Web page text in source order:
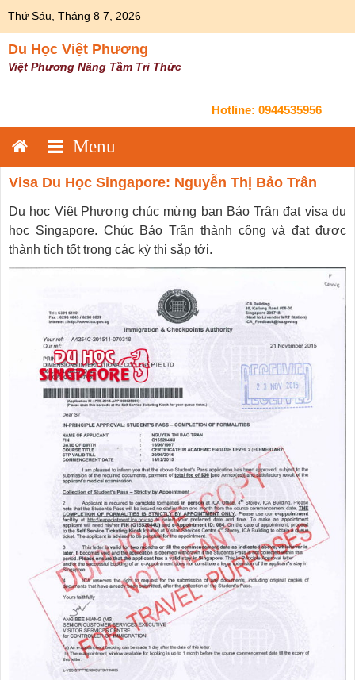
Thứ Sáu, Tháng 8 7, 2026
Du Học Việt Phương
Việt Phương Nâng Tầm Tri Thức
Hotline: 0944535956
Visa Du Học Singapore: Nguyễn Thị Bảo Trân
Du học Việt Phương chúc mừng bạn Bảo Trân đạt visa du
học Singapore. Chúc Bảo Trân thành công và đạt được
thành tích tốt trong các kỳ thi sắp tới.